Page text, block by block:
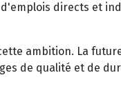
directs et
ambition. La
de qualité et de